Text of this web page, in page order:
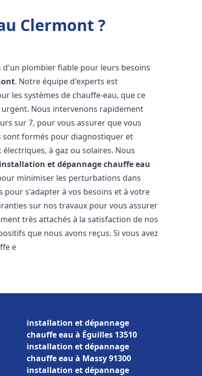
Clermont ?
d'un plombier fiable pour leurs besoins
. Notre équipe d'experts est
les systèmes de chauffe-eau, que ce
Nous intervenons rapidement
sur 7, pour vous assurer que vous
sont formés pour diagnostiquer et
à gaz ou solaires. Nous
installation et dépannage chauffe eau
minimiser les perturbations dans
s'adapter à vos besoins et à votre
sur nos travaux pour vous assurer
très attachés à la satisfaction de nos
que nous avons reçus. Si vous avez
e
installation et dépannage
chauffe eau à Éguilles 13510
installation et dépannage
chauffe eau à Massy 91300
installation et dépannage